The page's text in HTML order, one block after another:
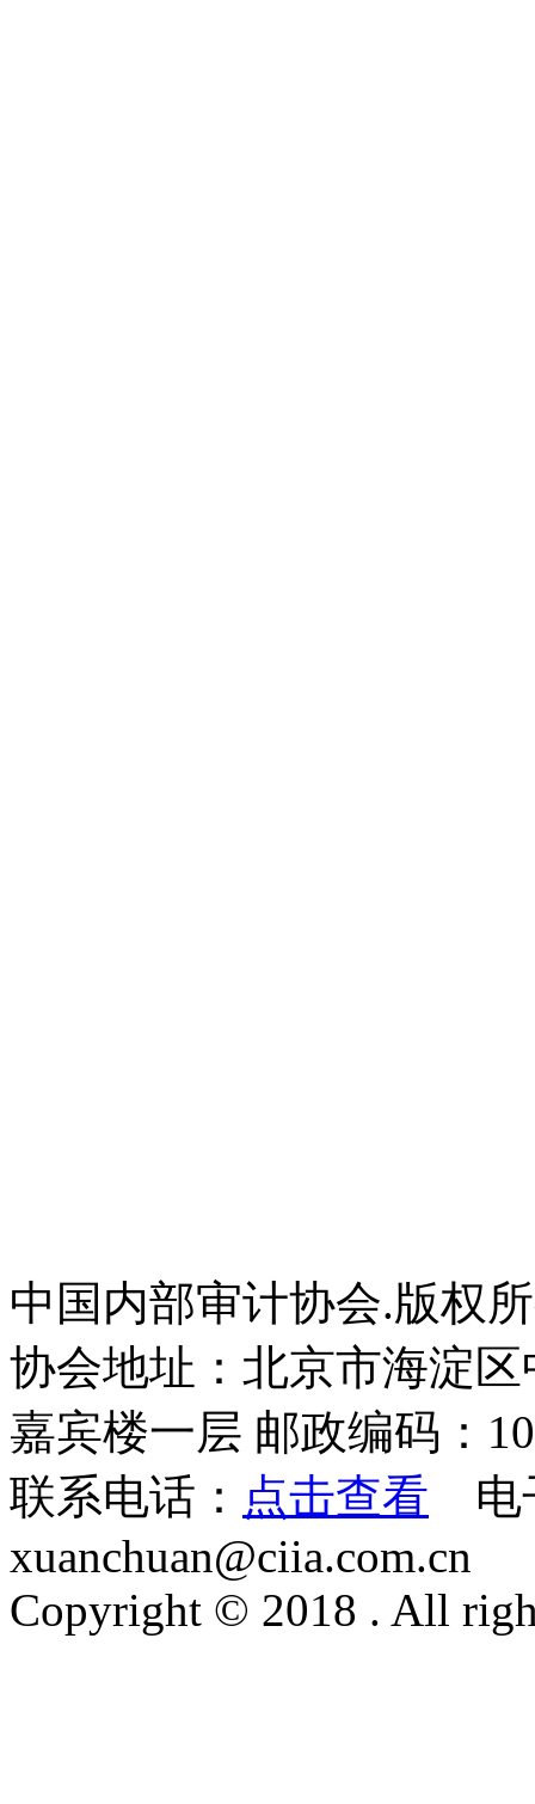
中国内部审计协会.版权
协会地址：北京市海淀
嘉宾楼一层 邮政编码：
联系电话： 点击查看 电
xuanchuan@ciia.com.cn
Copyright © 2018 . All